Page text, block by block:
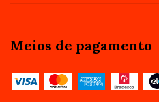
Meios de pagamento